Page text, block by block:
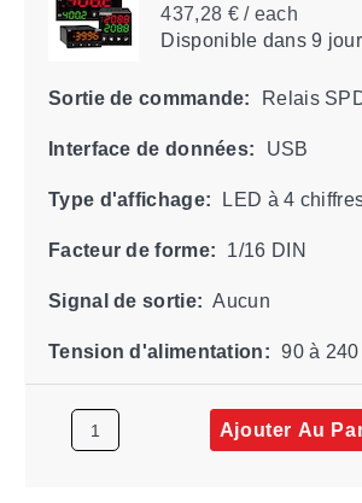
437,28 € / each
Disponibledans 9
Sortie de commande: Relais
Interface de données: USB
Type d'affichage: LED à 4
Facteur de forme: 1/16 DIN
Signal de sortie: Aucun
Tension d'alimentation: 90 à
Ajouter Au